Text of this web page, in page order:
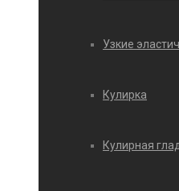
Узкие
Кулирка
Кулирная